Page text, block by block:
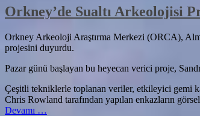
Orkney’de Sualtı Arkeolojisi
Orkney Arkeoloji Araştırma Merkezi (ORCA),
projesini duyurdu.
Pazar günü başlayan bu heyecan verici proje,
Çeşitli tekniklerle toplanan veriler, etkileyici gemi
Chris Rowland tarafından yapılan enkazların
Devamı …